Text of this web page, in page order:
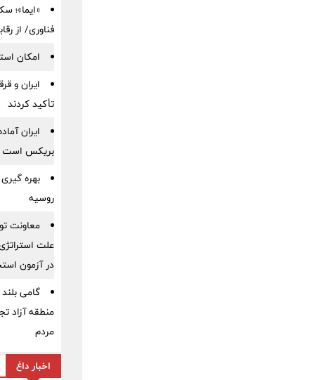
«ایما»؛
فناوری/ از
امکان
ایران و
تأکید کردند
ایران
بریکس است
بهره
روسیه
معاونت
علت
در آزمون
گامی
منطقه آزاد
مردم
اخبار داغ